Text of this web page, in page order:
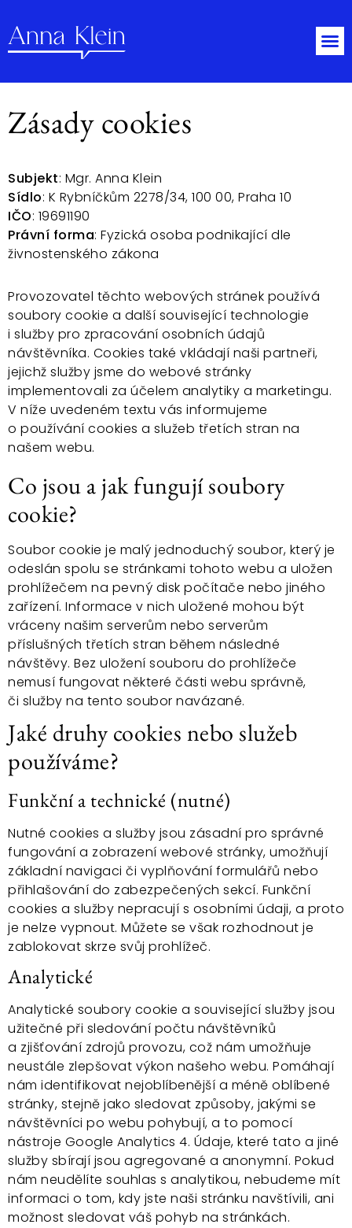
Zásady cookies
Subjekt: Mgr. Anna Klein
Sídlo: K Rybníčkům 2278/34, 100 00, Praha 10
IČO: 19691190
Právní forma: Fyzická osoba podnikající dle
živnostenského zákona
Provozovatel těchto webových stránek používá
soubory cookie a další související technologie
i služby pro zpracování osobních údajů
návštěvníka. Cookies také vkládají naši partneři,
jejichž služby jsme do webové stránky
implementovali za účelem analytiky a marketingu.
V níže uvedeném textu vás informujeme
o používání cookies a služeb třetích stran na
našem webu.
Co jsou a jak fungují soubory
cookie?
Soubor cookie je malý jednoduchý soubor, který je
odeslán spolu se stránkami tohoto webu a uložen
prohlížečem na pevný disk počítače nebo jiného
zařízení. Informace v nich uložené mohou být
vráceny našim serverům nebo serverům
příslušných třetích stran během následné
návštěvy. Bez uložení souboru do prohlížeče
nemusí fungovat některé části webu správně,
či služby na tento soubor navázané.
Jaké druhy cookies nebo služeb
používáme?
Funkční a technické (nutné)
Nutné cookies a služby jsou zásadní pro správné
fungování a zobrazení webové stránky, umožňují
základní navigaci či vyplňování formulářů nebo
přihlašování do zabezpečených sekcí. Funkční
cookies a služby nepracují s osobními údaji, a proto
je nelze vypnout. Můžete se však rozhodnout je
zablokovat skrze svůj prohlížeč.
Analytické
Analytické soubory cookie a související služby jsou
užitečné při sledování počtu návštěvníků
a zjišťování zdrojů provozu, což nám umožňuje
neustále zlepšovat výkon našeho webu. Pomáhají
nám identifikovat nejoblíbenější a méně oblíbené
stránky, stejně jako sledovat způsoby, jakými se
návštěvníci po webu pohybují, a to pomocí
nástroje Google Analytics 4. Údaje, které tato a jiné
služby sbírají jsou agregované a anonymní. Pokud
nám neudělíte souhlas s analytikou, nebudeme mít
informaci o tom, kdy jste naši stránku navštívili, ani
možnost sledovat váš pohyb na stránkách.